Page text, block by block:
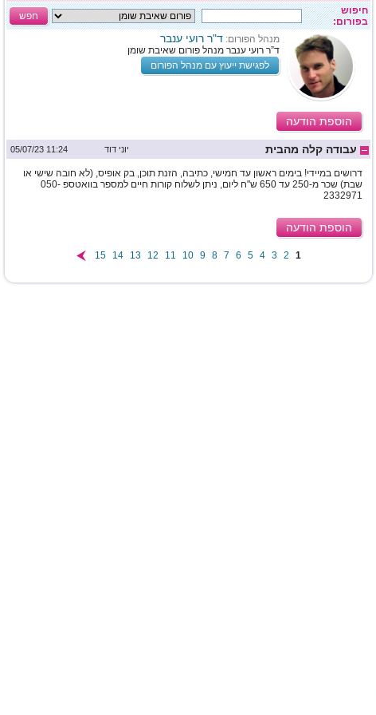
חפש
חיפוש
בפורום:
מנהל הפורום: ד"ר רועי ענבר
ד”ר רועי ענבר מנהל פורום שאיבת שומן
לפגישת ייעוץ עם מנהל הפורום
הוספת הודעה
11:24 05/07/23 יוני דוד עבודה קלה מהבית
דרושים במיידי! בימים ראשון עד חמישי, כתיבה, הזנת תוכן, בק אופיס, (לא חובה שישי או
שבת) שכר מ-250 עד 650 ש"ח ליום, ניתן לשלוח קורות חיים למספר בוואטספ 050-
2332971
הוספת הודעה
1
2
3
4
5
6
7
8
9
10
11
12
13
14
15